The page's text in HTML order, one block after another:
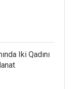
Iki Qadını